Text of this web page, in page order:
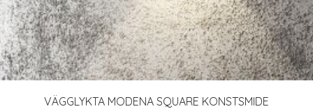
VÄGGLYKTA MODENA SQUARE KONSTSMIDE